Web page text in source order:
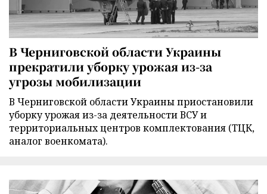
В Черниговской области Украины
прекратили уборку урожая из-за
угрозы мобилизации
В Черниговской области Украины приостановили
уборку урожая из-за деятельности ВСУ и
территориальных центров комплектования (ТЦК,
аналог военкомата).